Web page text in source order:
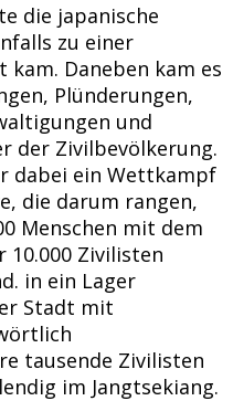
die japanische
zu einer
Daneben kam es
Plünderungen,
und
der Zivilbevölkerung.
dabei ein Wettkampf
die darum rangen,
Menschen mit dem
Zivilisten
in ein Lager
Stadt mit
tausende Zivilisten
im Jangtsekiang.